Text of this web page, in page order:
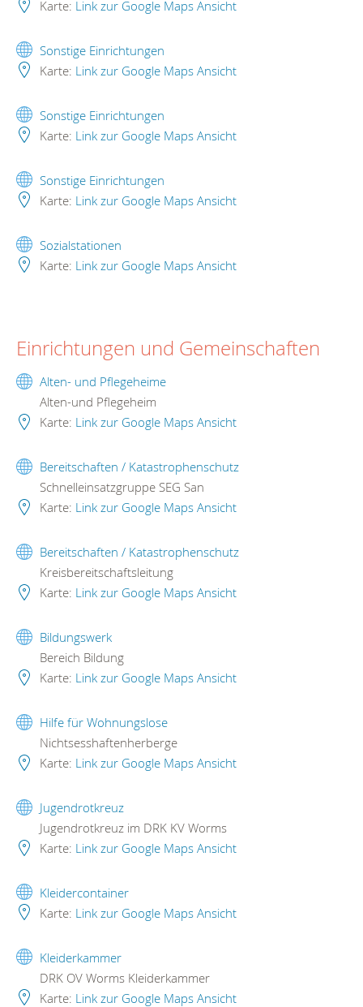
Karte: Link zur Google Maps Ansicht
Sonstige Einrichtungen
Karte: Link zur Google Maps Ansicht
Sonstige Einrichtungen
Karte: Link zur Google Maps Ansicht
Sonstige Einrichtungen
Karte: Link zur Google Maps Ansicht
Sozialstationen
Karte: Link zur Google Maps Ansicht
Einrichtungen und Gemeinschaften
Alten- und Pflegeheime
Alten-und Pflegeheim
Karte: Link zur Google Maps Ansicht
Bereitschaften / Katastrophenschutz
Schnelleinsatzgruppe SEG San
Karte: Link zur Google Maps Ansicht
Bereitschaften / Katastrophenschutz
Kreisbereitschaftsleitung
Karte: Link zur Google Maps Ansicht
Bildungswerk
Bereich Bildung
Karte: Link zur Google Maps Ansicht
Hilfe für Wohnungslose
Nichtsesshaftenherberge
Karte: Link zur Google Maps Ansicht
Jugendrotkreuz
Jugendrotkreuz im DRK KV Worms
Karte: Link zur Google Maps Ansicht
Kleidercontainer
Karte: Link zur Google Maps Ansicht
Kleiderkammer
DRK OV Worms Kleiderkammer
Karte: Link zur Google Maps Ansicht